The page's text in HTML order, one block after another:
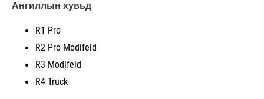
Ангиллын хувьд
R1 Pro
R2 Pro Modifeid
R3 Modifeid
R4 Truck